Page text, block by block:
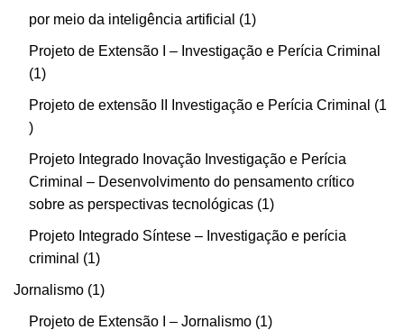
por meio da inteligência artificial 1
Projeto de Extensão I – Investigação e Perícia Criminal
1
Projeto de extensão II Investigação e Perícia Criminal 1
Projeto Integrado Inovação Investigação e Perícia
Criminal – Desenvolvimento do pensamento crítico
sobre as perspectivas tecnológicas 1
Projeto Integrado Síntese – Investigação e perícia
criminal
1
Jornalismo 1
Projeto de Extensão I – Jornalismo 1